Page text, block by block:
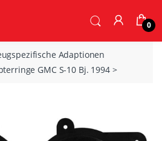
0
Adaptionen
GMC S-10 Bj. 1994 >